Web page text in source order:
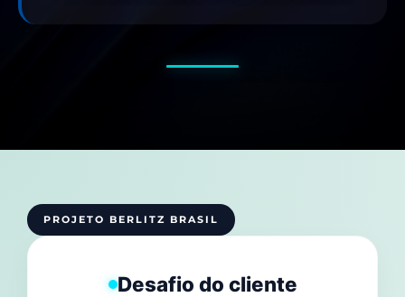
PROJETO BERLITZ BRASIL
Desafio do cliente